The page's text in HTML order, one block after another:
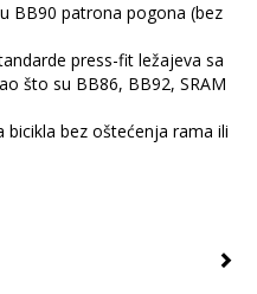
BB90 patrona pogona (bez
press-fit ležajeva sa
što su BB86, BB92, SRAM
bicikla bez oštećenja rama ili